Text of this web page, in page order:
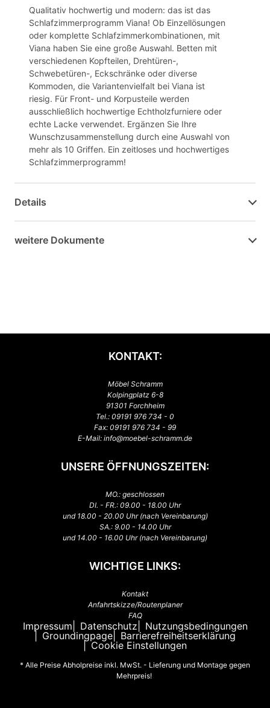
Qualitativ hochwertig und modern: das ist das
Schlafzimmerprogramm Viana! Ob Einzellösungen
oder komplette Schlafzimmerkombinationen, mit
Viana haben Sie eine große Auswahl. Betten mit
verschiedenen Kopfteilen, Drehtüren-,
Schwebetüren-, Eckschränke oder diverse
Kommoden, die Variantenvielfalt bei Viana ist
riesig. Für Front- und Korpusteile werden
ausschließlich hochwertige Echtholzfurniere oder
echte Lacke verwendet. Ergänzen Sie Ihre
Wunschzusammenstellung durch eine Auswahl von
mehr als 10 Griffen. Ein zeitloses und hochwertiges
Schlafzimmerprogramm!
Details
weitere Dokumente
KONTAKT:
Möbel Schramm
Kolpingplatz 6-8
91301 Forchheim
Tel.: 09191 976 734 - 0
Fax: 09191 976 734 - 99
E-Mail: info@moebel-schramm.de
UNSERE ÖFFNUNGSZEITEN:
MO.: geschlossen
DI. - FR.: 09.00 - 18.00 Uhr
und 18.00 - 20.00 Uhr (nach Vereinbarung)
SA.: 9.00 - 14.00 Uhr
und 14.00 - 16.00 Uhr (nach Vereinbarung)
WICHTIGE LINKS:
Kontakt
Anfahrtskizze/Routenplaner
FAQ
Impressum Datenschutz
Nutzungsbedingungen
Groundingpage
Barrierefreiheitserklärung
Cookie Einstellungen
* Alle Preise Abholpreise inkl. MwSt. - Lieferung und Montage gegen
Mehrpreis!